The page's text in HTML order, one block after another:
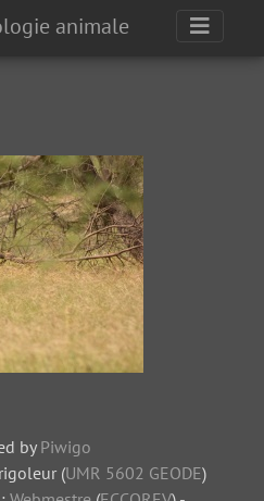
animale
byPiwigo
(UMR 5602 GEODE)